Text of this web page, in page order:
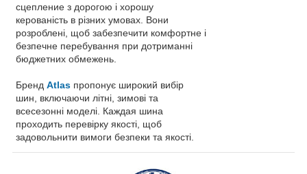
сцепление з дорогою і хорошу
керованість в різних умовах. Вони
розроблені, щоб забезпечити комфортне і
безпечне перебування при дотриманні
бюджетних обмежень.
Бренд Atlas пропонує широкий вибір
шин, включаючи літні, зимові та
всесезонні моделі. Каждая шина
проходить перевірку якості, щоб
задовольнити вимоги безпеки та якості.